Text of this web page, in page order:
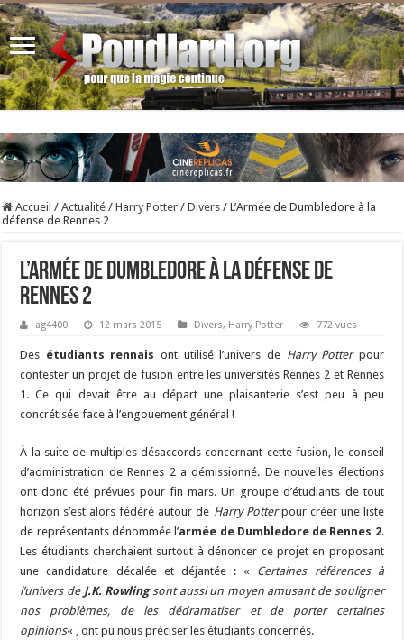
Accueil / Actualité / Harry Potter / Divers / L’Armée de Dumbledore à la
défense de Rennes 2
L’Armée de Dumbledore à la défense de
Rennes 2
ag4400 12 mars 2015 Divers, Harry Potter 772 vues
Des étudiants rennais ont utilisé l’univers de Harry Potterpour
contester un projet de fusion entre les universités Rennes 2 et Rennes
1. Ce qui devait être au départ une plaisanterie s’est peu à peu
concrétisée face à l’engouement général !
À la suite de multiples désaccords concernant cette fusion, le conseil
d’administration de Rennes 2 a démissionné. De nouvelles élections
ont donc été prévues pour fin mars. Un groupe d’étudiants de tout
horizon s’est alors fédéré autour de Harry Potterpour créer une liste
de représentants dénommée l’armée de Dumbledore de Rennes 2.
Les étudiants cherchaient surtout à dénoncer ce projet en proposant
une candidature décalée et déjantée : « Certaines références à
l’univers de J.K. Rowlingsont aussi un moyen amusant de souligner
nos problèmes, de les dédramatiser et de porter certaines
opinions« , ont pu nous préciser les étudiants concernés.